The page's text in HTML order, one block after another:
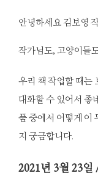
안녕하세요 김보영
작가님도, 고양이들
우리 책 작업할 때는
대화할 수 있어서 좋
품 중에서 어떻게 이
지 궁금합니다.
2021년 3월 23일